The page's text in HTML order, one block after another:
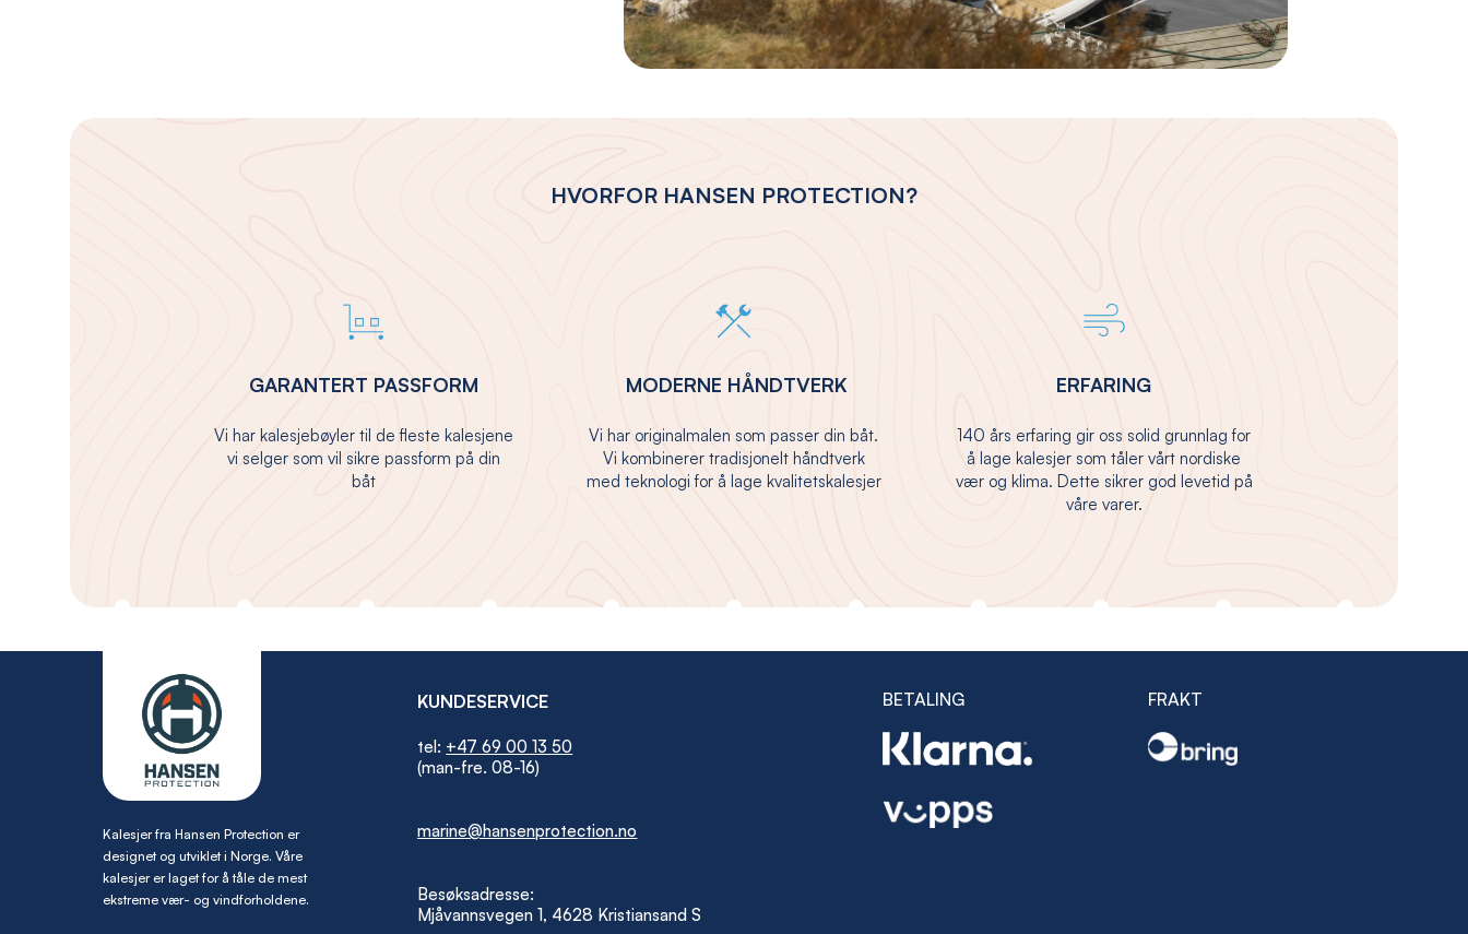
HVORFOR HANSEN PROTECTION?
GARANTERT PASSFORM
Vi har kalesjebøyler til de fleste kalesjene
vi selger som vil sikre passform på din
båt
MODERNE HÅNDTVERK
Vi har originalmalen som passer din båt.
Vi kombinerer tradisjonelt håndtverk
med teknologi for å lage kvalitetskalesjer
ERFARING
140 års erfaring gir oss solid grunnlag for
å lage kalesjer som tåler vårt nordiske
vær og klima. Dette sikrer god levetid på
våre varer.
Kalesjer fra Hansen Protection er
designet og utviklet i Norge. Våre
kalesjer er laget for å tåle de mest
ekstreme vær- og vindforholdene.
KUNDESERVICE
tel: +47 69 00 13 50
(man-fre. 08-16)
marine@hansenprotection.no
Besøksadresse:
Mjåvannsvegen 1, 4628 Kristiansand S
BETALING FRAKT